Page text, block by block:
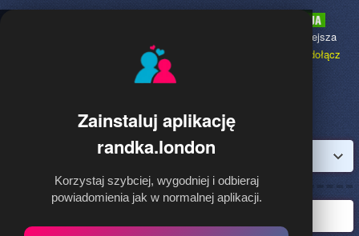
Zainstaluj aplikację
randka.london
Korzystaj szybciej, wygodniej i odbieraj
powiadomienia jak w normalnej aplikacji.
to najpopularniejsza
dołącz